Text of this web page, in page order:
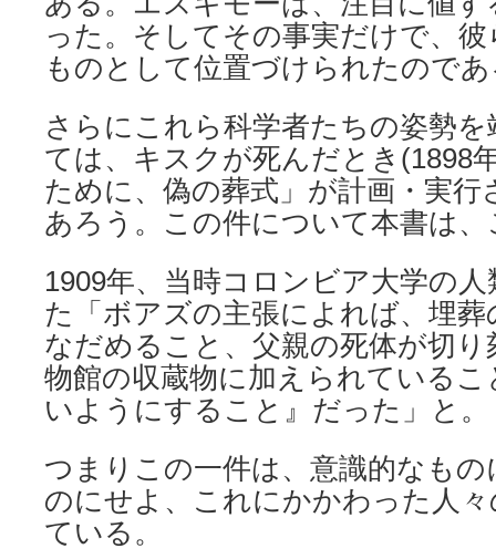
った。そしてその事実だけで、
ものとして位置づけられたので
さらにこれら科学者たちの姿勢
ては、キスクが死んだとき(1898
ために、偽の葬式」が計画・実
あろう。この件について本書は
1909年、当時コロンビア大学の
た「ボアズの主張によれば、埋
なだめること、父親の死体が切
物館の収蔵物に加えられている
いようにすること』だった」と。
つまりこの一件は、意識的なも
のにせよ、これにかかわった人
ている。